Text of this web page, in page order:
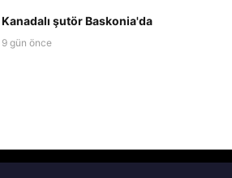
Kanadalı şutör Baskonia'da
9 gün önce